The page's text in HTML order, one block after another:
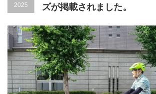
2025
ズが掲載されました。